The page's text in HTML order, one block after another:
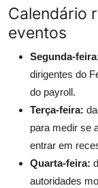
Calendário
eventos
Segunda-
dirigentes do
do payroll.
Terça-feira:
para medir se
entrar em
Quarta-feira:
autoridades